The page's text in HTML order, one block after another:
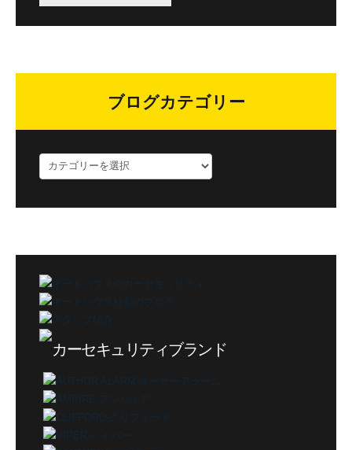
ブログカテゴリー
ロ
ー